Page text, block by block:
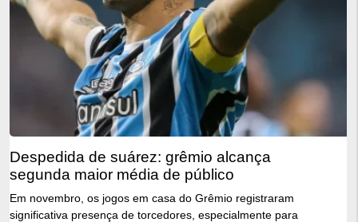
despedida de suárez: grêmio alcança
segunda maior média de público
Em novembro, os jogos em casa do Grêmio registraram
significativa presença de torcedores, especialmente para